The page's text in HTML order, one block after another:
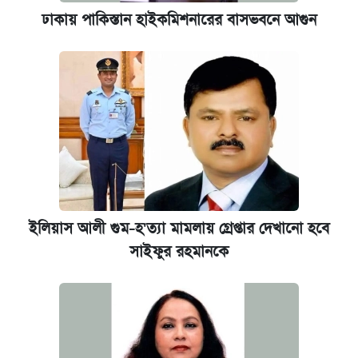
ঢাকায় পাকিস্তান হাইকমিশনারের বাসভবনে আগুন
ইলিয়াস আলী গুম-হ'ত্যা মামলায় গ্রেপ্তার দেখানো হবে
সাইফুর রহমানকে